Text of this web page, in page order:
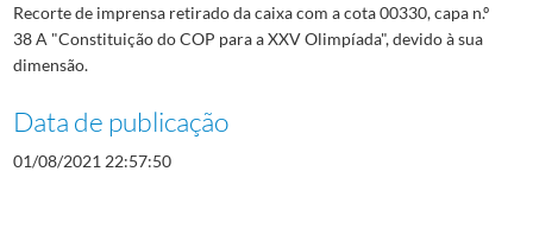
Recorte de imprensa retirado da caixa com a cota 00330, capa n.º
38 A "Constituição do COP para a XXV Olimpíada", devido à sua
dimensão.
Data de publicação
01/08/2021 22:57:50